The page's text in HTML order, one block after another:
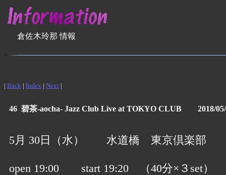
倉佐木玲那 情報
| Back | Index | Next |
46 碧茶-aocha- Jazz Club Live at TOKYO CLUB 2018/
5月 30日（水） 水道橋 東京倶楽部
open 19:00 start 19:20 （40分×３set）